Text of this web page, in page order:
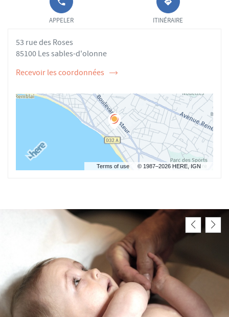
APPELER LE
POINT DE
VENTE
RAVARD AU
APPELER ITINÉRAIRE
JUSQU'AU
POINT
DE
53 rue des Roses
85100 Les sables-d'olonne
Recevoir les coordonnées
de
Marion
Terms of use © 1987–2026 HERE, IGN